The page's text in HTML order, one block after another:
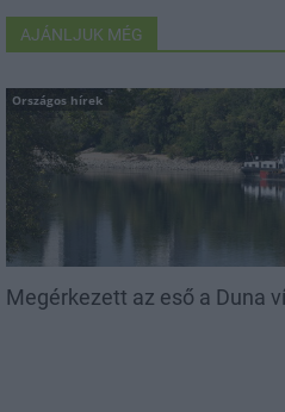
AJÁNLJUK MÉG
Országos hírek
Megérkezett az eső a Duna